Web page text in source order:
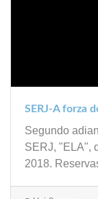
SERJ-A forza
Segundo
SERJ, "ELA",
2018.